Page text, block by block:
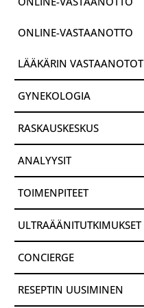
ONLINE-VASTAANOTTO
LÄÄKÄRIN VASTAANOTOT
GYNEKOLOGIA
RASKAUSKESKUS
ANALYYSIT
TOIMENPITEET
ULTRAÄÄNITUTKIMUKSET
CONCIERGE
RESEPTIN UUSIMINEN